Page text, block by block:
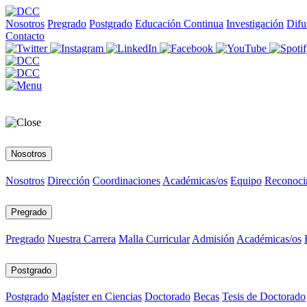
Nosotros Pregrado Postgrado Educación Continua Investigación
Contacto
Nosotros
Nosotros Dirección Coordinaciones Académicas/os Equipo
Pregrado
Pregrado Nuestra Carrera Malla Curricular Admisión Académicas/os
Postgrado
Postgrado Magíster en Ciencias Doctorado Becas Tesis de Doctorado